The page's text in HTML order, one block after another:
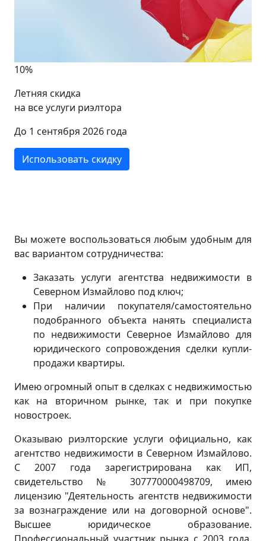
10%
Летняя скидка
на все услуги риэлтора
До 1 сентября 2026 года
Использовать скидку
Вы можете воспользоваться любым удобным для
вас вариантом сотрудничества:
Заказать услуги агентства недвижимости в
Северном Измайлово под ключ;
При наличии покупателя/самостоятельно
подобранного объекта нанять специалиста
по недвижимости Северное Измайлово для
юридического сопровождения сделки купли-
продажи квартиры.
Имею огромный опыт в сделках с недвижимостью
как на вторичном рынке, так и при покупке
новостроек.
Оказываю риэлторские услуги официально, как
агентство недвижимости в Северном Измайлово.
С 2007 года зарегистрирована как ИП,
свидетельство № 307770000498709, имею
лицензию "Деятельность агентств недвижимости
за вознаграждение или на договорной основе".
Высшее юридическое образование.